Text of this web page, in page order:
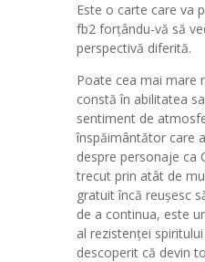
Este o carte care va
fb2 forțându-vă să
perspectivă diferită.
Poate cea mai mare
constă în abilitatea
sentiment de
înspăimântător care
despre personaje ca
trecut prin atât de
gratuit încă reușesc
de a continua, este
al rezistenței
descoperit că devin